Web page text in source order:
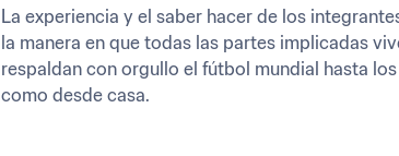
La experiencia y el saber hacer de los
la manera en que todas las partes implicadas
respaldan con orgullo el fútbol mundial hasta
como desde casa.